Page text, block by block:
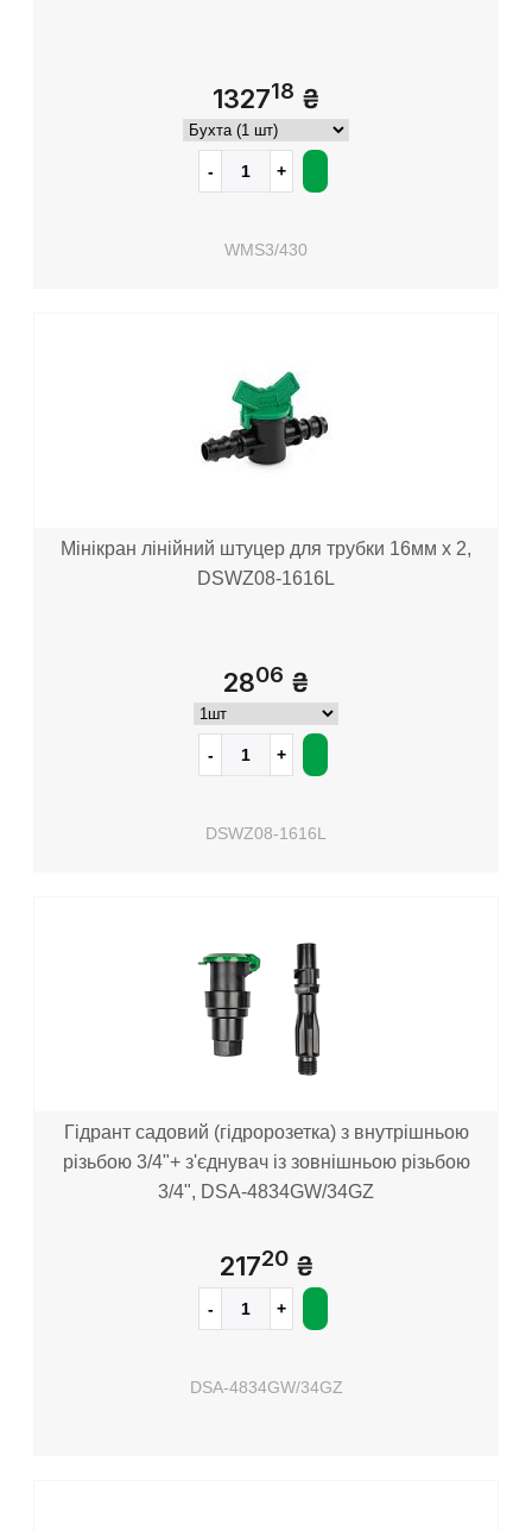
132718 ₴
WMS3/430
Мінікран лінійний штуцер для трубки 16мм х 2,
DSWZ08-1616L
2806 ₴
DSWZ08-1616L
Гідрант садовий (гідророзетка) з внутрішньою
різьбою 3/4"+ з'єднувач із зовнішньою різьбою
3/4", DSA-4834GW/34GZ
21720₴
DSA-4834GW/34GZ